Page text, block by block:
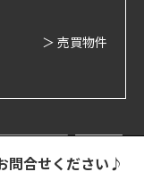
問合せください♪
＞ 売買物件